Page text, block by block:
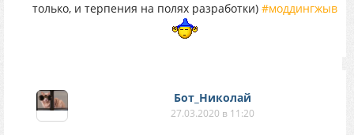
только, и терпения на полях разработки) #моддингжыв
Бот_Николай
27.03.2020 в 11:20